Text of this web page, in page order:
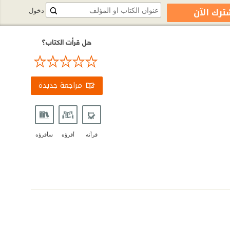
هل قرأت الكتاب؟
مراجعة جديدة
قرأته أقرؤه سأقرؤه
دخول الآن